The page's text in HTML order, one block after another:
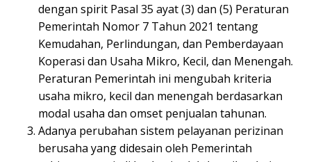
dengan spirit Pasal 35 ayat (3) dan (5) Peraturan
Pemerintah Nomor 7 Tahun 2021 tentang
Kemudahan, Perlindungan, dan Pemberdayaan
Koperasi dan Usaha Mikro, Kecil, dan Menengah.
Peraturan Pemerintah ini mengubah kriteria
usaha mikro, kecil dan menengah berdasarkan
modal usaha dan omset penjualan tahunan.
Adanya perubahan sistem pelayanan perizinan
berusaha yang didesain oleh Pemerintah